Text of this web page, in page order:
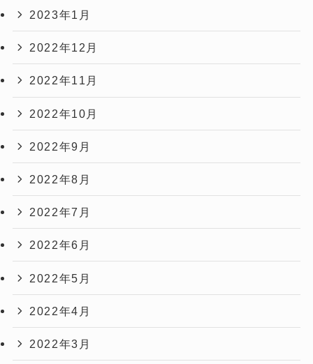
2023年1月
2022年12月
2022年11月
2022年10月
2022年9月
2022年8月
2022年7月
2022年6月
2022年5月
2022年4月
2022年3月